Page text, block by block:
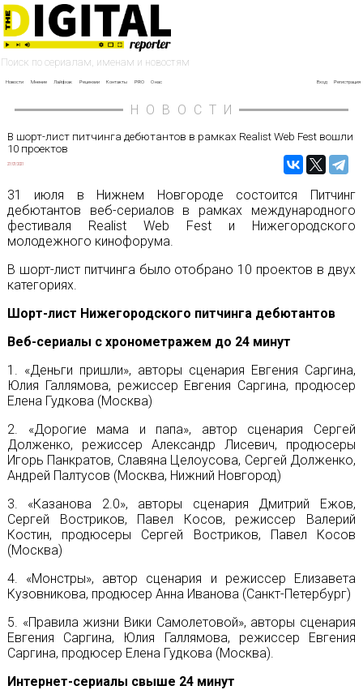
Новости Мнение Лайфхак Рецензии Контакты PRO О нас Вход Регистрация
НОВОСТИ
В шорт-лист питчинга дебютантов в рамках Realist Web Fest вошли
10 проектов
27/07/2021
31 июля в Нижнем Новгороде состоится Питчинг
дебютантов веб-сериалов в рамках международного
фестиваля Realist Web Fest и Нижегородского
молодежного кинофорума.
В шорт-лист питчинга было отобрано 10 проектов в двух
категориях.
Шорт-лист Нижегородского питчинга дебютантов
Веб-сериалы с хронометражем до 24 минут
1. «Деньги пришли», авторы сценария Евгения Саргина,
Юлия Галлямова, режиссер Евгения Саргина, продюсер
Елена Гудкова (Москва)
2. «Дорогие мама и папа», автор сценария Сергей
Долженко, режиссер Александр Лисевич, продюсеры
Игорь Панкратов, Славяна Целоусова, Сергей Долженко,
Андрей Палтусов (Москва, Нижний Новгород)
3. «Казанова 2.0», авторы сценария Дмитрий Ежов,
Сергей Востриков, Павел Косов, режиссер Валерий
Костин, продюсеры Сергей Востриков, Павел Косов
(Москва)
4. «Монстры», автор сценария и режиссер Елизавета
Кузовникова, продюсер Анна Иванова (Санкт-Петербург)
5. «Правила жизни Вики Самолетовой», авторы сценария
Евгения Саргина, Юлия Галлямова, режиссер Евгения
Саргина, продюсер Елена Гудкова (Москва).
Интернет-сериалы свыше 24 минут